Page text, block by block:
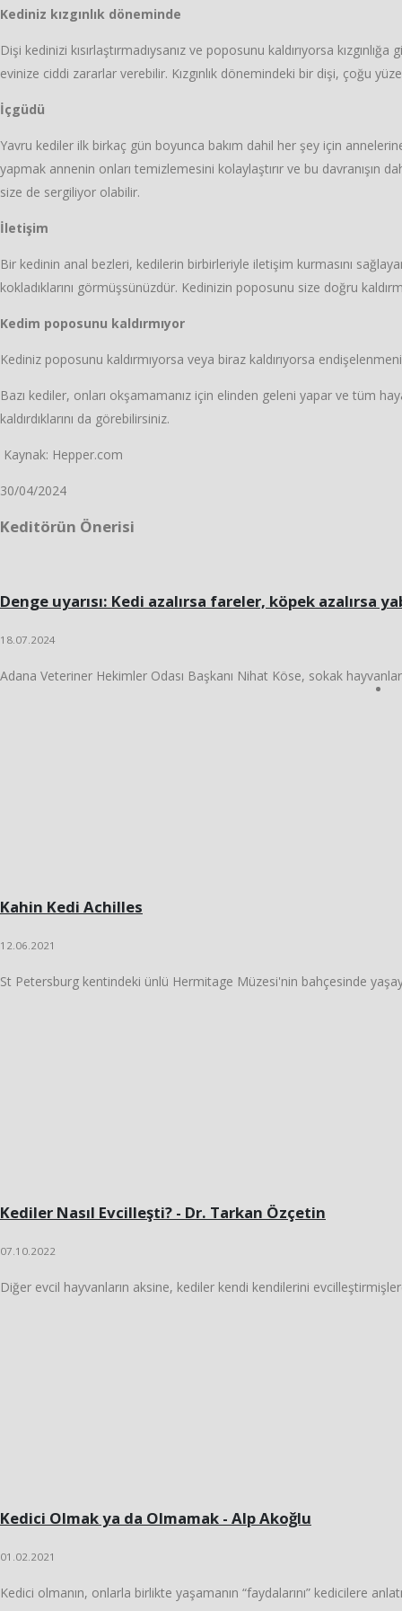
Kediniz kızgınlık döneminde
Dişi kedinizi kısırlaştırmadıysanız ve poposunu kaldırıyorsa
evinize ciddi zararlar verebilir. Kızgınlık dönemindeki bir dişi, çoğu
İçgüdü
Yavru kediler ilk birkaç gün boyunca bakım dahil her şey için
yapmak annenin onları temizlemesini kolaylaştırır ve bu davranışın
size de sergiliyor olabilir.
İletişim
Bir kedinin anal bezleri, kedilerin birbirleriyle iletişim kurmasını
kokladıklarını görmüşsünüzdür. Kedinizin poposunu size doğru
Kedim poposunu kaldırmıyor
Kediniz poposunu kaldırmıyorsa veya biraz kaldırıyorsa
Bazı kediler, onları okşamamanız için elinden geleni yapar ve tüm
kaldırdıklarını da görebilirsiniz.
Kaynak: Hepper.com
30/04/2024
Keditörün Önerisi
Denge uyarısı: Kedi azalırsa fareler, köpek azalırsa
18.07.2024
Adana Veteriner Hekimler Odası Başkanı Nihat Köse, sokak
Kahin Kedi Achilles
12.06.2021
St Petersburg kentindeki ünlü Hermitage Müzesi'nin bahçesinde
Kediler Nasıl Evcilleşti? - Dr. Tarkan Özçetin
07.10.2022
Diğer evcil hayvanların aksine, kediler kendi kendilerini
Kedici Olmak ya da Olmamak - Alp Akoğlu
01.02.2021
Kedici olmanın, onlarla birlikte yaşamanın “faydalarını” kedicilere